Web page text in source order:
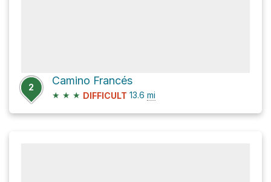
2
Camino Francés
★ ★ ★ DIFFICULT 13.6 mi